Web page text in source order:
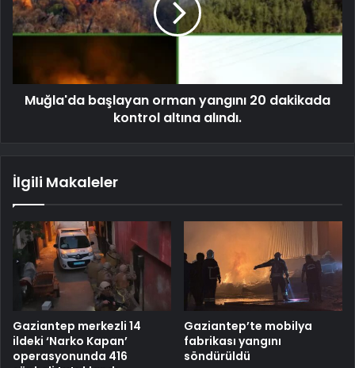
Muğla'da başlayan orman yangını 20 dakikada
kontrol altına alındı.
İlgili Makaleler
Gaziantep merkezli 14
ildeki ‘Narko Kapan’
operasyonunda 416
Gaziantep’te mobilya
fabrikası yangını
söndürüldü